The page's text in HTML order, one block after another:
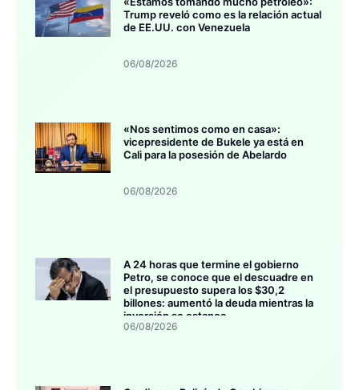
Trump reveló como es la relación actual
de EE.UU. con Venezuela
06/08/2026
«Nos sentimos como en casa»:
vicepresidente de Bukele ya está en
Cali para la posesión de Abelardo
06/08/2026
A 24 horas que termine el gobierno
Petro, se conoce que el descuadre en
el presupuesto supera los $30,2
billones: aumentó la deuda mientras la
inversión se estanca
06/08/2026